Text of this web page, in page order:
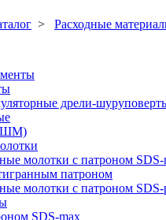
> Расходные
дрели-
молотки с патроном SDS-
патроном
молотки с патроном SDS-
SDS-max